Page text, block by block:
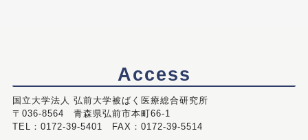
Access
国立大学法人 弘前大学被ばく医療総合研究所
〒036-8564 青森県弘前市本町66-1
TEL：0172-39-5401 FAX：0172-39-5514